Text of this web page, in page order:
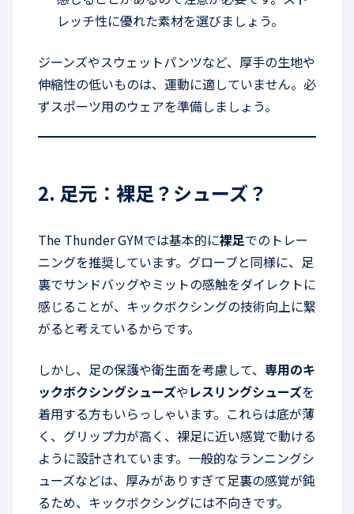
レッチ性に優れた素材を選びましょう。
ジーンズやスウェットパンツなど、厚手の生地や
伸縮性の低いものは、運動に適していません。必
ずスポーツ用のウェアを準備しましょう。
2. 足元：裸足？シューズ？
The Thunder GYMでは基本的に裸足でのトレー
ニングを推奨しています。グローブと同様に、足
裏でサンドバッグやミットの感触をダイレクトに
感じることが、キックボクシングの技術向上に繋
がると考えているからです。
しかし、足の保護や衛生面を考慮して、 専用のキ
ックボクシングシューズやレスリングシューズを
着用する方もいらっしゃいます。これらは底が薄
く、グリップ力が高く、裸足に近い感覚で動ける
ように設計されています。一般的なランニングシ
ューズなどは、厚みがありすぎて足裏の感覚が鈍
るため、キックボクシングには不向きです。